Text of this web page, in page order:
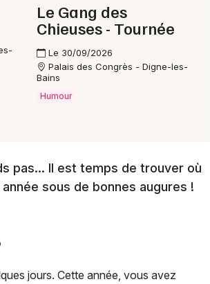
Je m'abonne
Le Gang des
Chieuses - Tournée
Le 30/09/2026
Palais des Congrès - Digne-les-
Bains
Humour
pas... Il est temps de trouver où
sous de bonnes augures !
jours. Cette année, vous avez